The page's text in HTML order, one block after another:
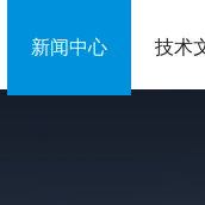
新闻中心 技术